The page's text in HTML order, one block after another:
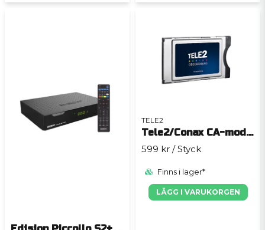
TELE2
Tele2/Conax CA-modul för CI+/HDTV-kanaler
599 kr / Styck
Finns i lager*
LÄGG I VARUKORGEN